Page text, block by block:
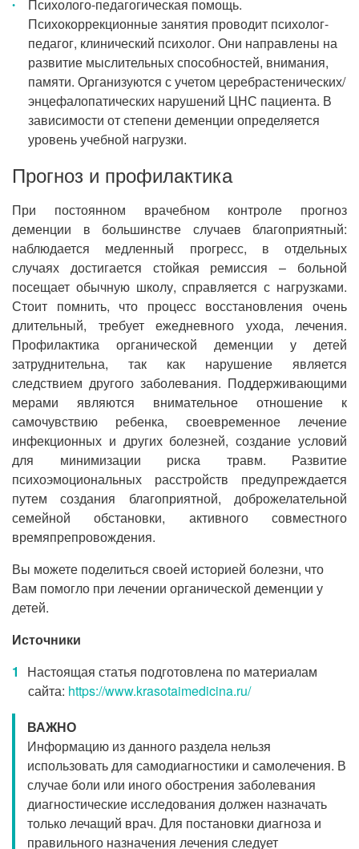
Психолого-педагогическая помощь.
Психокоррекционные занятия проводит психолог-
педагог, клинический психолог. Они направлены на
развитие мыслительных способностей, внимания,
памяти. Организуются с учетом церебрастенических/
энцефалопатических нарушений ЦНС пациента. В
зависимости от степени деменции определяется
уровень учебной нагрузки.
Прогноз и профилактика
При постоянном врачебном контроле прогноз
деменции в большинстве случаев благоприятный:
наблюдается медленный прогресс, в отдельных
случаях достигается стойкая ремиссия – больной
посещает обычную школу, справляется с нагрузками.
Стоит помнить, что процесс восстановления очень
длительный, требует ежедневного ухода, лечения.
Профилактика органической деменции у детей
затруднительна, так как нарушение является
следствием другого заболевания. Поддерживающими
мерами являются внимательное отношение к
самочувствию ребенка, своевременное лечение
инфекционных и других болезней, создание условий
для минимизации риска травм. Развитие
психоэмоциональных расстройств предупреждается
путем создания благоприятной, доброжелательной
семейной обстановки, активного совместного
времяпрепровождения.
Вы можете поделиться своей историей болезни, что
Вам помогло при лечении органической деменции у
детей.
Источники
Настоящая статья подготовлена по материалам
сайта: https://www.krasotaimedicina.ru/
ВАЖНО
Информацию из данного раздела нельзя
использовать для самодиагностики и самолечения. В
случае боли или иного обострения заболевания
диагностические исследования должен назначать
только лечащий врач. Для постановки диагноза и
правильного назначения лечения следует